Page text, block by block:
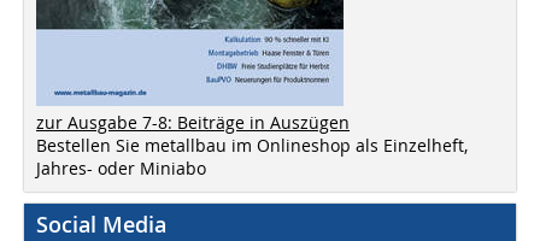
zur Ausgabe 7-8: Beiträge in Auszügen
Bestellen Sie metallbau im Onlineshop als Einzelheft,
Jahres- oder Miniabo
Social Media